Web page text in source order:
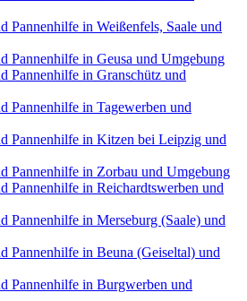
Pannenhilfe in Weißenfels, Saale und
Pannenhilfe in Geusa und Umgebung
Pannenhilfe in Granschütz und
Pannenhilfe in Tagewerben und
Pannenhilfe in Kitzen bei Leipzig und
Pannenhilfe in Zorbau und Umgebung
Pannenhilfe in Reichardtswerben und
Pannenhilfe in Merseburg (Saale) und
Pannenhilfe in Beuna (Geiseltal) und
Pannenhilfe in Burgwerben und